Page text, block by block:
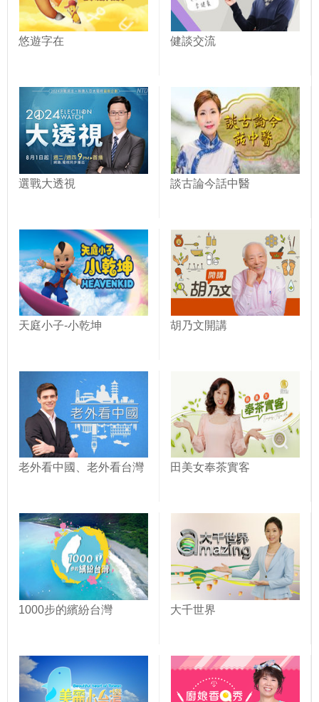
悠遊字在 健談交流
選戰大透視 談古論今話中醫
天庭小子-小乾坤 胡乃文開講
老外看中國、老外看台灣 田美女奉茶實客
1000步的繽紛台灣 大千世界